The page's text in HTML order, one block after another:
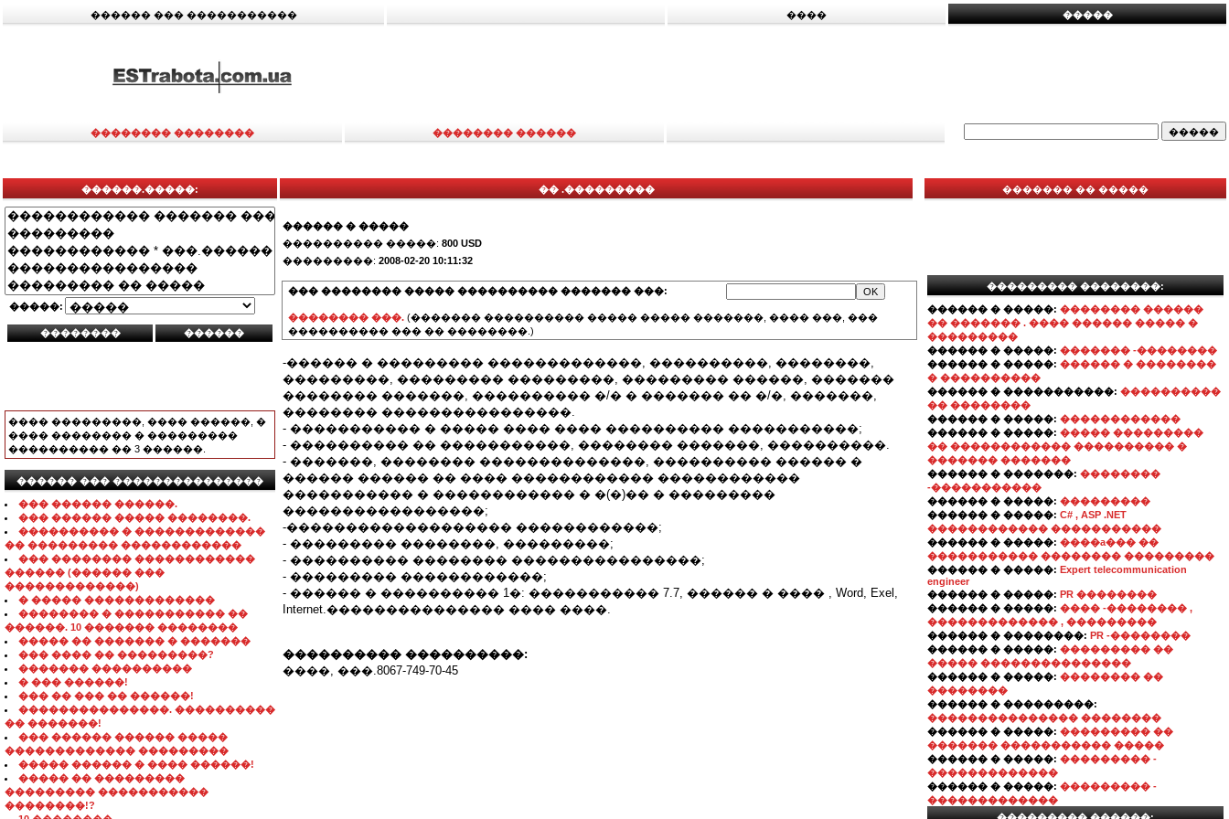
������ ��� ����������� ���� �����
�������� �������� �������� ������
������.�����:
�����:
���� ���������, ���� ������, �
���� �������� � ���������
���������� �� 3 ������.
������ ��� ���������������
��� ������ ������.
��� ������ ����� ��������.
���������� � �������������
�� ��������� ������������
��� �������� ������������
������ (������ ���
�������������)
� ����� �������������
�������� � ����������� ��
������. 10 ������� ��������
����� �� ������� � �������
��� ���� �� ���������?
������� ����������
� ��� ������!
��� �� ��� �� ������!
���������������. ����������
�� �������!
��� ������ ������ �����
������������� ���������
����� ������ � ���� ������!
����� �� ���������
��������� �����������
��������!?
�� .���������
������ � �����
���������� �����: 800 USD
���������: 2008-02-20 10:11:32
��� �������� ����� ���������� ������� ���:
�������� ���. (������� ���������� ����� ����� �������, ���� ���, ���
���������� ��� �� ��������.)
-������ � ��������� �������������, ����������, ��������,
���������, ��������� ���������, ��������� ������, �������
�������� �������, ���������� �/� � ������� �� �/�, �������,
�������� ����������������.
- ����������� � ����� ���� ���� ���������� �����������;
- ���������� �� �����������, �������� �������, ����������.
- �������, �������� ��������������, ���������� ������ �
������ ������ �� ���� ������������ ������������
����������� � ������������ � �(�)�� � ���������
�����������������;
-������������������� ������������;
- ��������� ��������, ���������;
- ���������� �������� ����������������;
- ��������� ������������;
- ������ � ���������� 1�: ����������� 7.7, ������ � ���� , Word, Exel,
Internet.��������������� ���� ����.
���������� ����������:
����, ���.8067-749-70-45
������� �� �����
��������� ��������:
������ � �����: �������� ������
�� ������� . ���� ������ ����� �
���������
������ � �����: ������� -��������
������ � �����: ������ � ��������
� ����������
������ � �����������: ����������
�� ��������
������ � �����: ������������
������ � �����: ����� ���������
�� ������������ ���������� �
������� �������
������ � �������: ��������
-�����������
������ � �����: ���������
������ � �����: C# , ASP .NET
������������ �����������
������ � �����: ����a��� ��
����������� �������� ���������
������ � �����: Expert telecommunication
engineer
������ � �����: PR ��������
������ � �����: ���� -�������� ,
������������� , ���������
������ � ��������: PR -��������
������ � �����: ��������� ��
����� ���������������
������ � �����: �������� ��
��������
������ � ���������:
��������������� ��������
������ � �����: ��������� ��
������� ����������� �����
������ � �����: ��������� -
�������������
������ � �����: ��������� -
�������������